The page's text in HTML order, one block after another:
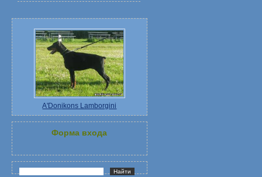
A'Donikons Lamborgini
Форма входа